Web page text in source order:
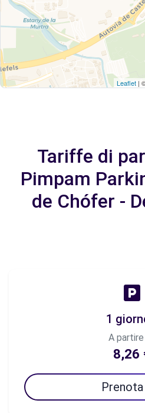
Leaflet |
Tariffe di
Pimpam
de Chófer -
1
A
8,26